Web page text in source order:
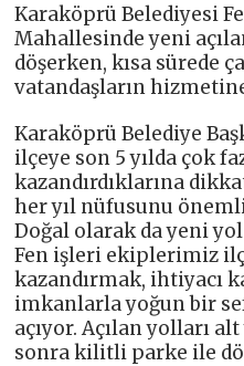
Karaköprü Belediyesi
Mahallesinde yeni
döşerken, kısa sürede
vatandaşların
Karaköprü Belediye
ilçeye son 5 yılda çok
kazandırdıklarına
her yıl nüfusunu
Doğal olarak da yeni
Fen işleri ekiplerimiz
kazandırmak, ihtiyacı
imkanlarla yoğun bir
açıyor. Açılan yolları
sonra kilitli parke ile